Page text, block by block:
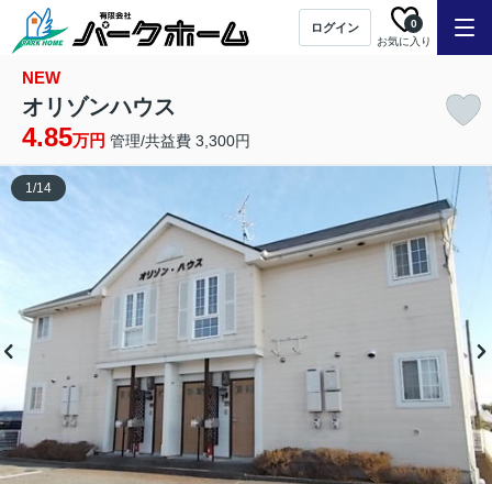
ログイン
お気に入り
0
NEW
オリゾンハウス
4.85万円 管理/共益費 3,300円
1/14